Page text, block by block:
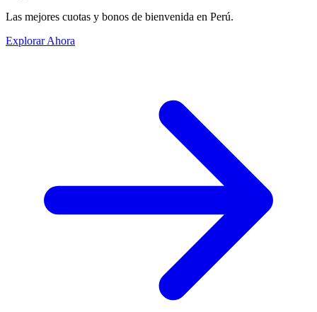
Las mejores cuotas y bonos de bienvenida en Perú.
Explorar Ahora